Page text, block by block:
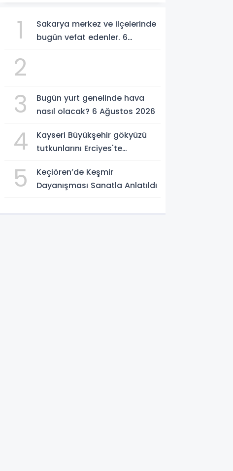
1
Sakarya merkez ve ilçelerinde
bugün vefat edenler. 6
2
3
Bugün yurt genelinde hava
nasıl olacak? 6 Ağustos 2026
4
Kayseri Büyükşehir gökyüzü
tutkunlarını Erciyes'te
5
Keçiören’de Keşmir
Dayanışması Sanatla Anlatıldı